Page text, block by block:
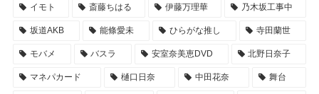
イモト 斎藤ちはる 伊藤万理華 乃木坂工事中
坂道AKB 能條愛未 ひらがな推し 寺田蘭世
モバメ バスラ 安室奈美恵DVD 北野日奈子
マネパカード 樋口日奈 中田花奈 舞台